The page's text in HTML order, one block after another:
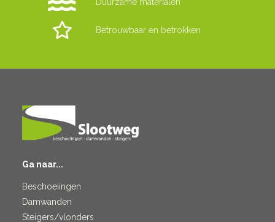
Betrouwbaar en betrokken
Ga naar...
Beschoeiingen
Damwanden
Steigers/vlonders